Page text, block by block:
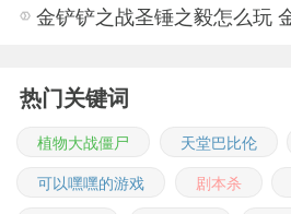
热门关键词
植物大战僵尸 天堂巴比伦
可以嘿嘿的游戏
剧本杀